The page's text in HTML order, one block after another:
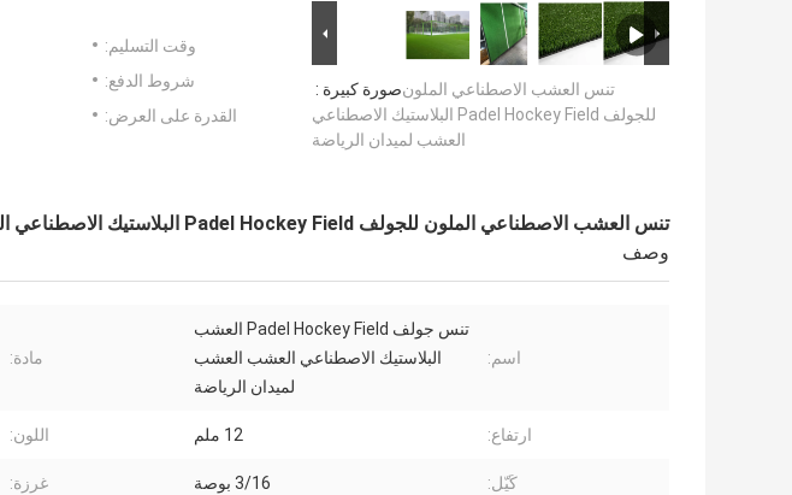
صورة كبيرة :تنس العشب الاصطناعي الملون
للجولف Padel Hockey Field البلاستيك الاصطناعي
العشب لميدان الرياضة
وقت التسليم:
شروط الدفع:
القدرة على العرض:
تنس العشب الاصطناعي الملون للجولف Padel Hockey Field البلاستيك الاصطناعي العشب لميدان الرياضة
وصف
اسم:
تنس جولف Padel Hockey Field العشب
البلاستيك الاصطناعي العشب العشب
لميدان الرياضة
مادة:
ارتفاع: 12 ملم اللون:
كَيّل: 3/16 بوصة غرزة: